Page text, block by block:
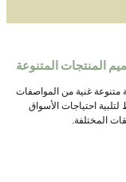
المنتجات المتنوعة
غنية من المواصفات
احتياجات الأسواق